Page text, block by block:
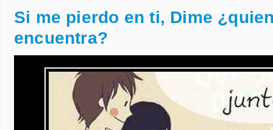
Si me pierdo en ti, Dime
encuentra?